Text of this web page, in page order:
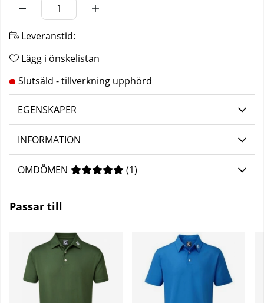
Leveranstid:
Lägg i önskelistan
EGENSKAPER
INFORMATION
OMDÖMEN MEDELBETYG 5 AV 5 ANTAL BETYG 1
(1)
Passar till